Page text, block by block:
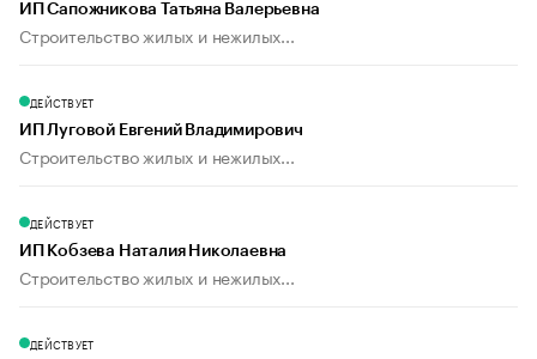
ИП Сапожникова Татьяна Валерьевна
Строительство жилых и нежилых...
ДЕЙСТВУЕТ
ИП Луговой Евгений Владимирович
Строительство жилых и нежилых...
ДЕЙСТВУЕТ
ИП Кобзева Наталия Николаевна
Строительство жилых и нежилых...
ДЕЙСТВУЕТ